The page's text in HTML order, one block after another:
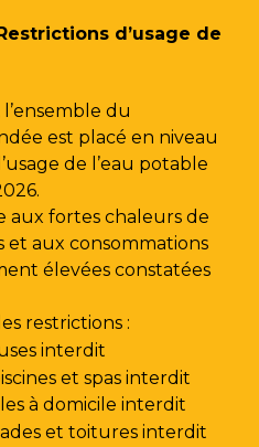
d’usage de
du
est placé en niveau
de l’eau potable
aux fortes chaleurs de
et aux consommations
élevées constatées
restrictions :
interdit
et spas interdit
à domicile interdit
et toitures interdit